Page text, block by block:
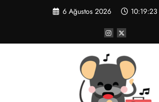
6 Ağustos 2026